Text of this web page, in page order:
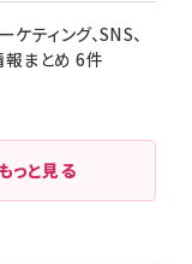
ティング、SNS、
まとめ 6件
っと見る